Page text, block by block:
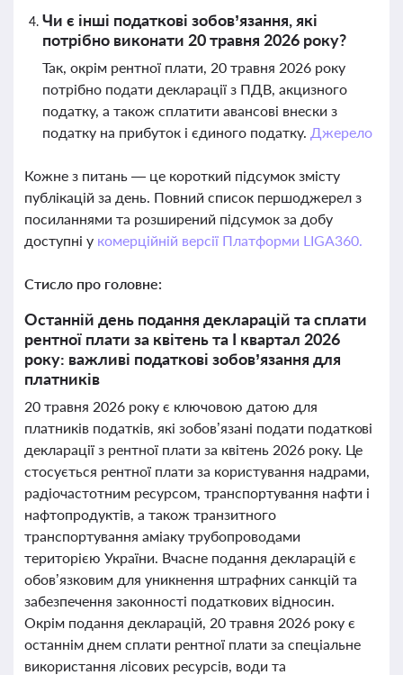
Чи є інші податкові зобов’язання, які
потрібно виконати 20 травня 2026 року?
Так, окрім рентної плати, 20 травня 2026 року
потрібно подати декларації з ПДВ, акцизного
податку, а також сплатити авансові внески з
податку на прибуток і єдиного податку. Джерело
Кожне з питань — це короткий підсумок змісту
публікацій за день. Повний список першоджерел з
посиланнями та розширений підсумок за добу
доступні у комерційній версії Платформи LIGA360.
Стисло про головне:
Останній день подання декларацій та сплати
рентної плати за квітень та І квартал 2026
року: важливі податкові зобов’язання для
платників
20 травня 2026 року є ключовою датою для
платників податків, які зобов’язані подати податкові
декларації з рентної плати за квітень 2026 року. Це
стосується рентної плати за користування надрами,
радіочастотним ресурсом, транспортування нафти і
нафтопродуктів, а також транзитного
транспортування аміаку трубопроводами
територією України. Вчасне подання декларацій є
обов’язковим для уникнення штрафних санкцій та
забезпечення законності податкових відносин.
Окрім подання декларацій, 20 травня 2026 року є
останнім днем сплати рентної плати за спеціальне
використання лісових ресурсів, води та